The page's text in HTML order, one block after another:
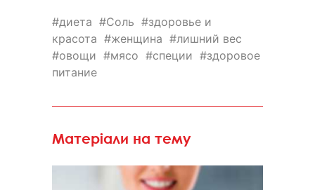
диета Соль
здоровье и
красота
женщина
лишний вес
овощи
мясо специи
здоровое
питание
Матеріали на тему